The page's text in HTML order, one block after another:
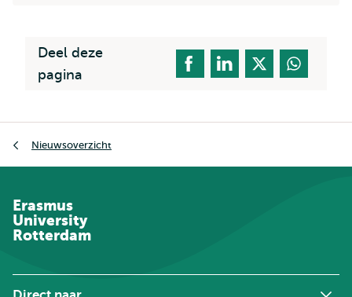
Deel deze
pagina
Nieuwsoverzicht
Erasmus
University
Rotterdam